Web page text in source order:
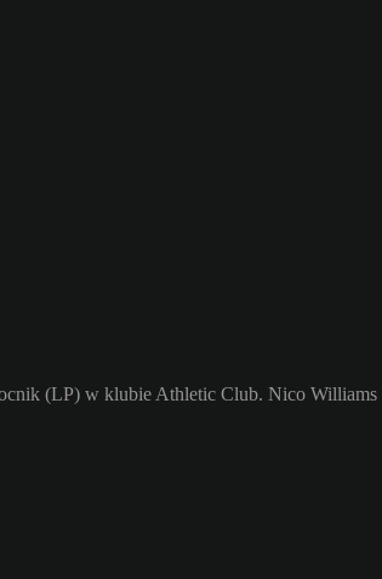
(LP) w klubie Athletic Club. Nico Williams